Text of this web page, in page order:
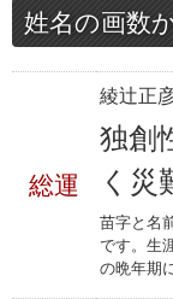
姓名の画数
総運
綾辻正
独創
く災
苗字と名
です。生
の晩年期